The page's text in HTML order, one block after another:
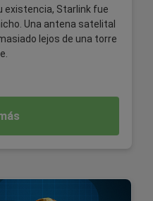
existencia, Starlink fue
Una antena satelital
lejos de una torre